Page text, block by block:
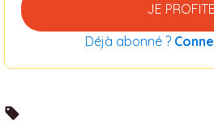
JE PROFITE
Déjà abonné ?